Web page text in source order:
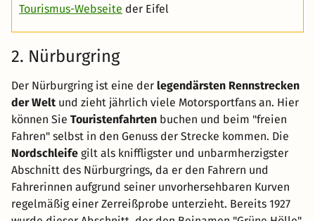
Tourismus-Webseite der Eifel
2. Nürburgring
Der Nürburgring ist eine der legendärsten Rennstrecken
der Weltund zieht jährlich viele Motorsportfans an. Hier
können Sie Touristenfahrten buchen und beim "freien
Fahren" selbst in den Genuss der Strecke kommen. Die
Nordschleife gilt als kniffligster und unbarmherzigster
Abschnitt des Nürburgrings, da er den Fahrern und
Fahrerinnen aufgrund seiner unvorhersehbaren Kurven
regelmäßig einer Zerreißprobe unterzieht. Bereits 1927